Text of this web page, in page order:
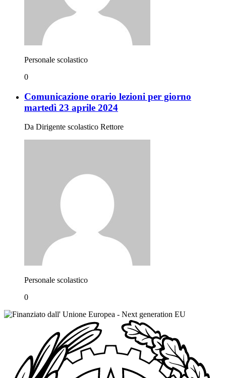
Personale scolastico
0
Comunicazione orario lezioni per giorno
martedì 23 aprile 2024
Da Dirigente scolastico Rettore
Personale scolastico
0